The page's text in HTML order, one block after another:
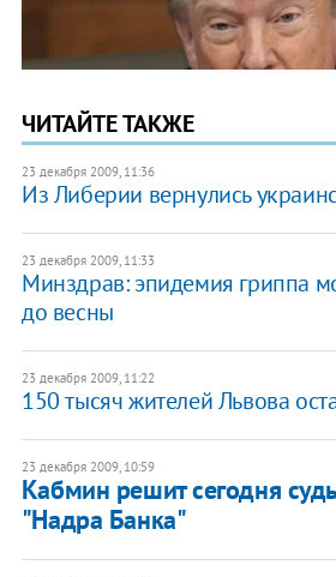
ЧИТАЙТЕ ТАКЖЕ
23 декабря 2009, 11:36
Из Либерии вернулись
23 декабря 2009, 11:33
Минздрав: эпидемия гриппа
до весны
23 декабря 2009, 11:22
150 тысяч жителей Львова
23 декабря 2009, 10:59
Кабмин решит сегодня
"Надра Банка"